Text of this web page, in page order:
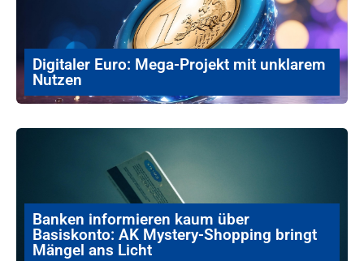
Digitaler Euro: Mega-Projekt mit unklarem
Nutzen
Banken informieren kaum über
Basiskonto: AK Mystery-Shopping bringt
Mängel ans Licht